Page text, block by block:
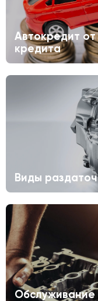
Автокредит
кредита
Виды
Обслуживание